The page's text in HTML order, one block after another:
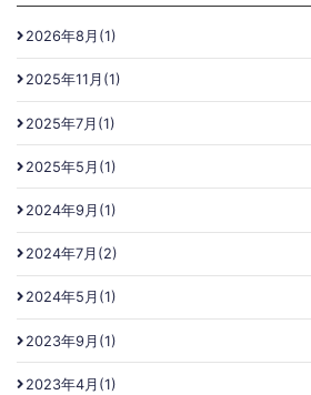
2026年8月(1)
2025年11月(1)
2025年7月(1)
2025年5月(1)
2024年9月(1)
2024年7月(2)
2024年5月(1)
2023年9月(1)
2023年4月(1)